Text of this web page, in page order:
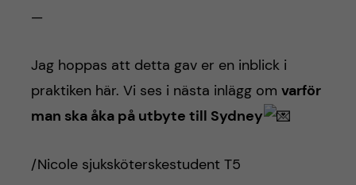
—
Jag hoppas att detta gav er en inblick i
praktiken här. Vi ses i nästa inlägg om varför
man ska åka på utbyte till Sydney
/Nicole sjuksköterskestudent T5